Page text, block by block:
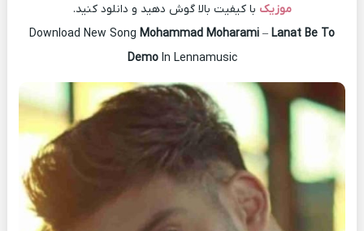
موزیک با کیفیت بالا گوش دهید و دانلود کنید.
Download New Song Mohammad Moharami – Lanat Be To
DemoIn Lennamusic